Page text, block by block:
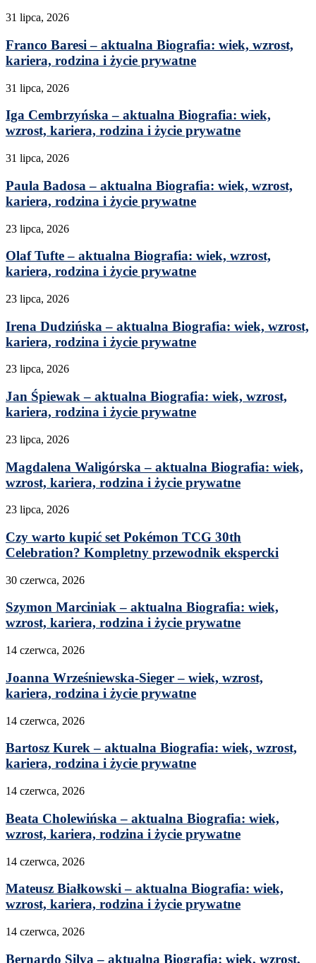
31 lipca, 2026
Franco Baresi – aktualna Biografia: wiek, wzrost,
kariera, rodzina i życie prywatne
31 lipca, 2026
Iga Cembrzyńska – aktualna Biografia: wiek,
wzrost, kariera, rodzina i życie prywatne
31 lipca, 2026
Paula Badosa – aktualna Biografia: wiek, wzrost,
kariera, rodzina i życie prywatne
23 lipca, 2026
Olaf Tufte – aktualna Biografia: wiek, wzrost,
kariera, rodzina i życie prywatne
23 lipca, 2026
Irena Dudzińska – aktualna Biografia: wiek, wzrost,
kariera, rodzina i życie prywatne
23 lipca, 2026
Jan Śpiewak – aktualna Biografia: wiek, wzrost,
kariera, rodzina i życie prywatne
23 lipca, 2026
Magdalena Waligórska – aktualna Biografia: wiek,
wzrost, kariera, rodzina i życie prywatne
23 lipca, 2026
Czy warto kupić set Pokémon TCG 30th
Celebration? Kompletny przewodnik ekspercki
30 czerwca, 2026
Szymon Marciniak – aktualna Biografia: wiek,
wzrost, kariera, rodzina i życie prywatne
14 czerwca, 2026
Joanna Wrześniewska-Sieger – wiek, wzrost,
kariera, rodzina i życie prywatne
14 czerwca, 2026
Bartosz Kurek – aktualna Biografia: wiek, wzrost,
kariera, rodzina i życie prywatne
14 czerwca, 2026
Beata Cholewińska – aktualna Biografia: wiek,
wzrost, kariera, rodzina i życie prywatne
14 czerwca, 2026
Mateusz Białkowski – aktualna Biografia: wiek,
wzrost, kariera, rodzina i życie prywatne
14 czerwca, 2026
Bernardo Silva – aktualna Biografia: wiek, wzrost,